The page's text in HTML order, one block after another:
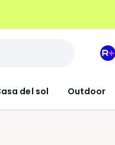
del sol Outdoor
Mi